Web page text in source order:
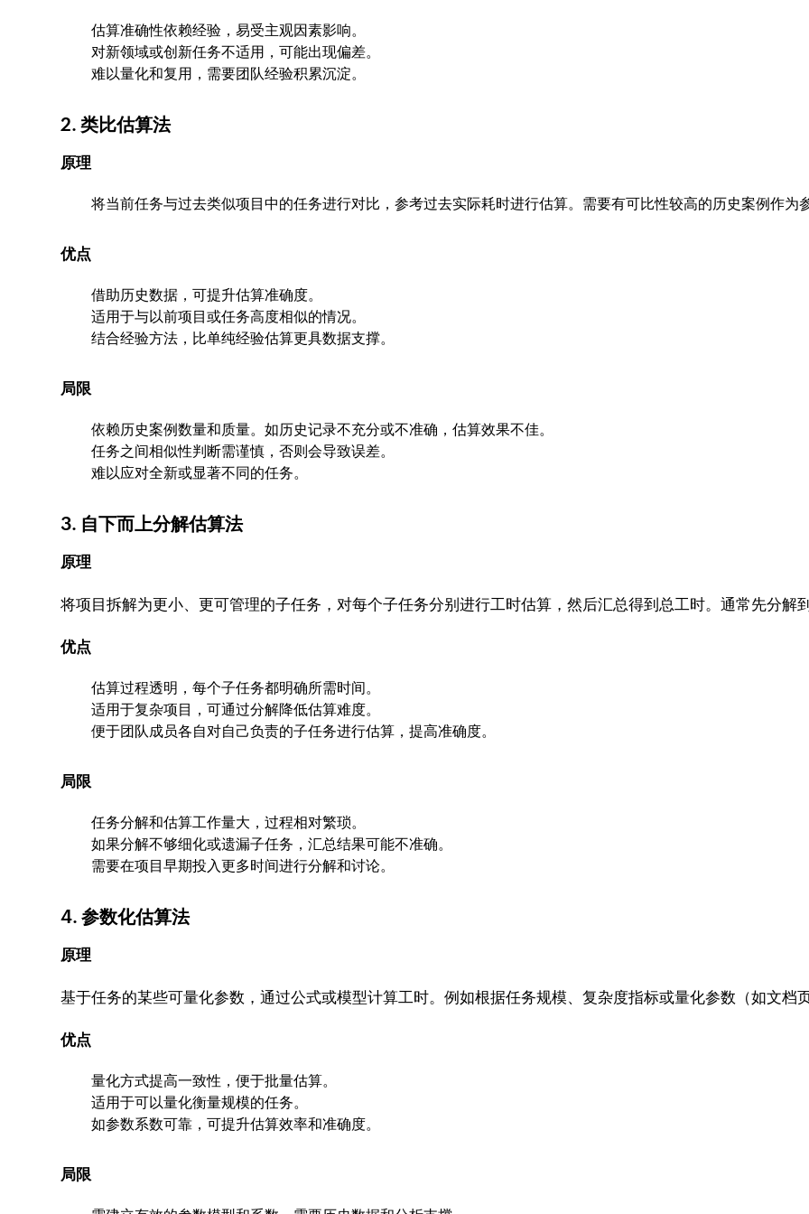
估算准确性依赖经验，易受主观因素影响。
对新领域或创新任务不适用，可能出现偏差。
难以量化和复用，需要团队经验积累沉淀。
2. 类比估算法
原理
将当前任务与过去类似项目中的任务进行对比，参考过去实际耗时进行估算。需要有可比性较高的历史案例作为
优点
借助历史数据，可提升估算准确度。
适用于与以前项目或任务高度相似的情况。
结合经验方法，比单纯经验估算更具数据支撑。
局限
依赖历史案例数量和质量。如历史记录不充分或不准确，估算效果不佳。
任务之间相似性判断需谨慎，否则会导致误差。
难以应对全新或显著不同的任务。
3. 自下而上分解估算法
原理
将项目拆解为更小、更可管理的子任务，对每个子任务分别进行工时估算，然后汇总得到总工时。通常先分解
优点
估算过程透明，每个子任务都明确所需时间。
适用于复杂项目，可通过分解降低估算难度。
便于团队成员各自对自己负责的子任务进行估算，提高准确度。
局限
任务分解和估算工作量大，过程相对繁琐。
如果分解不够细化或遗漏子任务，汇总结果可能不准确。
需要在项目早期投入更多时间进行分解和讨论。
4. 参数化估算法
原理
基于任务的某些可量化参数，通过公式或模型计算工时。例如根据任务规模、复杂度指标或量化参数（如文档
优点
量化方式提高一致性，便于批量估算。
适用于可以量化衡量规模的任务。
如参数系数可靠，可提升估算效率和准确度。
局限